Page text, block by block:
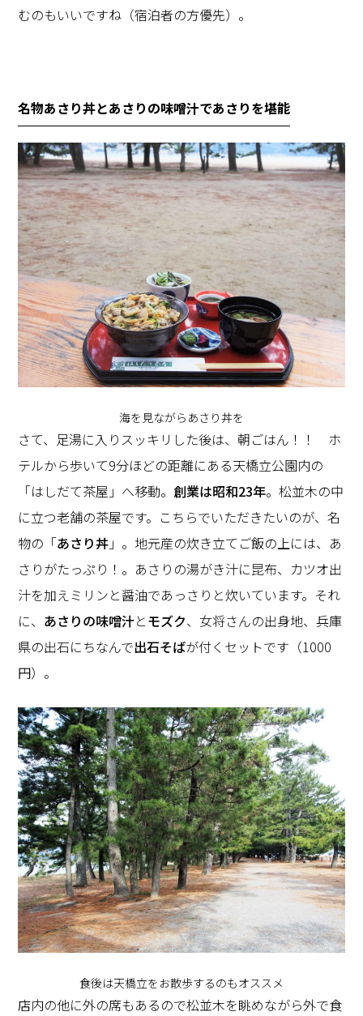
むのもいいですね（宿泊者の方優先）。
名物あさり丼とあさりの味噌汁であさりを堪能
海を見ながらあさり丼を
さて、足湯に入りスッキリした後は、朝ごはん！！ ホ
テルから歩いて9分ほどの距離にある天橋立公園内の
「はしだて茶屋」へ移動。 創業は昭和23年。松並木の中
に立つ老舗の茶屋です。こちらでいただきたいのが、名
物の「あさり丼 」。地元産の炊き立てご飯の上には、あ
さりがたっぷり！。あさりの湯がき汁に昆布、カツオ出
汁を加えミリンと醤油であっさりと炊いています。それ
に、 あさりの味噌汁とモズク、女将さんの出身地、兵庫
県の出石にちなんで出石そばが付くセットです（1000
円）。
食後は天橋立をお散歩するのもオススメ
店内の他に外の席もあるので松並木を眺めながら外で食